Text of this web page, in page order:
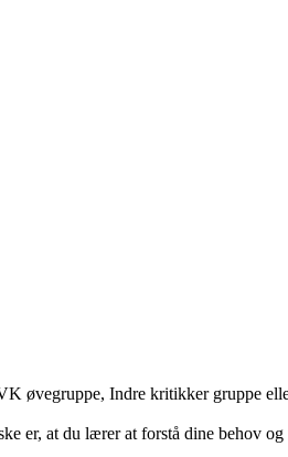
øvegruppe, Indre kritikker gruppe
er, at du lærer at forstå dine behov og